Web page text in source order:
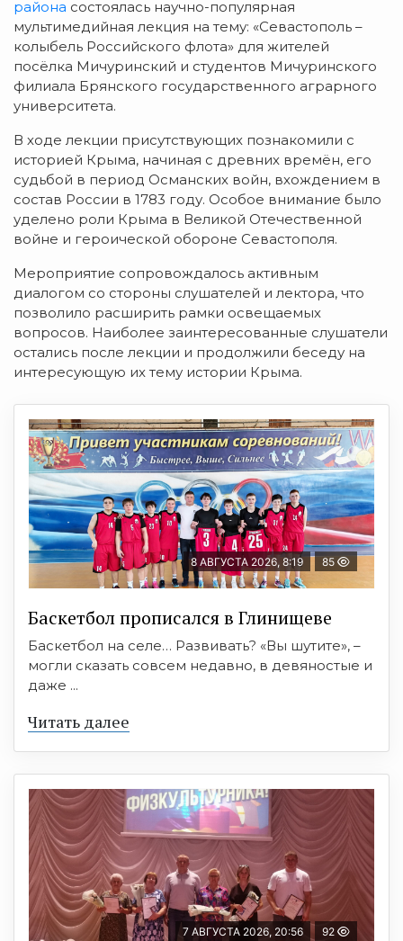
района состоялась научно-популярная
мультимедийная лекция на тему: «Севастополь –
колыбель Российского флота» для жителей
посёлка Мичуринский и студентов Мичуринского
филиала Брянского государственного аграрного
университета.
В ходе лекции присутствующих познакомили с
историей Крыма, начиная с древних времён, его
судьбой в период Османских войн, вхождением в
состав России в 1783 году. Особое внимание было
уделено роли Крыма в Великой Отечественной
войне и героической обороне Севастополя.
Мероприятие сопровождалось активным
диалогом со стороны слушателей и лектора, что
позволило расширить рамки освещаемых
вопросов. Наиболее заинтересованные слушатели
остались после лекции и продолжили беседу на
интересующую их тему истории Крыма.
8 АВГУСТА 2026, 8:19 85
Баскетбол прописался в Глинищеве
Баскетбол на селе… Развивать? «Вы шутите», –
могли сказать совсем недавно, в девяностые и
даже ...
Читать далее
7 АВГУСТА 2026, 20:56 92